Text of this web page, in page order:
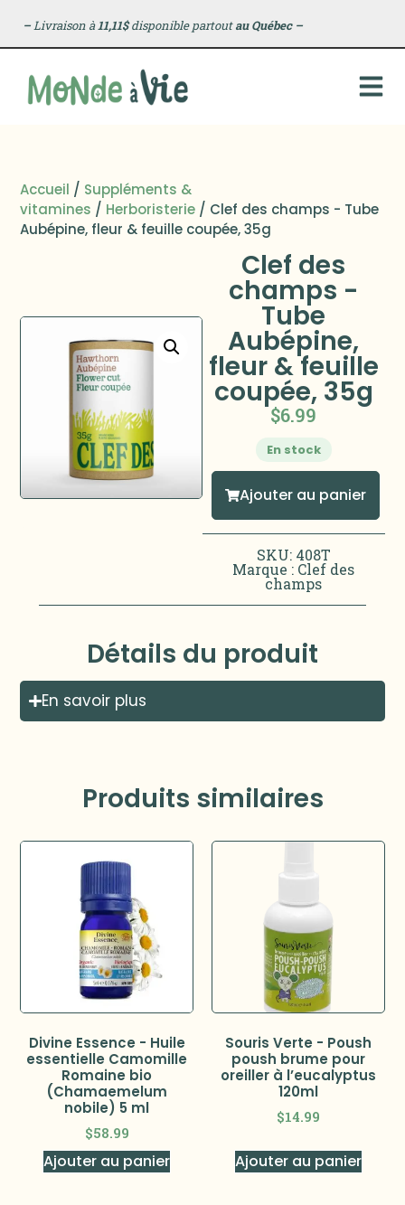
–Livraison à11,11$disponible partoutau Québec –
Accueil / Suppléments &
vitamines / Herboristerie / Clef des champs - Tube
Aubépine, fleur & feuille coupée, 35g
Clef des
champs -
Tube
Aubépine,
fleur & feuille
coupée, 35g
$6.99
En stock
Ajouter au panier
SKU: 408T
Marque : Clef des
champs
Détails du produit
En savoir plus
Produits similaires
Divine Essence - Huile
essentielle Camomille
Romaine bio
(Chamaemelum
nobile) 5 ml
$58.99
Ajouter au panier
Souris Verte - Poush
poush brume pour
oreiller à l’eucalyptus
120ml
$14.99
Ajouter au panier